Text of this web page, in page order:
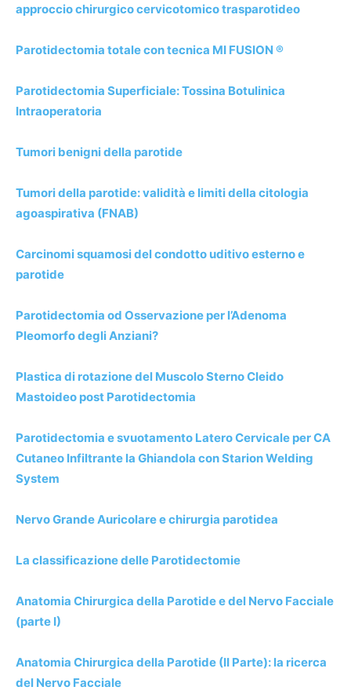
approccio chirurgico cervicotomico trasparotideo
Parotidectomia totale con tecnica MI FUSION ®
Parotidectomia Superficiale: Tossina Botulinica
Intraoperatoria
Tumori benigni della parotide
Tumori della parotide: validità e limiti della citologia
agoaspirativa (FNAB)
Carcinomi squamosi del condotto uditivo esterno e
parotide
Parotidectomia od Osservazione per l’Adenoma
Pleomorfo degli Anziani?
Plastica di rotazione del Muscolo Sterno Cleido
Mastoideo post Parotidectomia
Parotidectomia e svuotamento Latero Cervicale per CA
Cutaneo Infiltrante la Ghiandola con Starion Welding
System
Nervo Grande Auricolare e chirurgia parotidea
La classificazione delle Parotidectomie
Anatomia Chirurgica della Parotide e del Nervo Facciale
(parte I)
Anatomia Chirurgica della Parotide (II Parte): la ricerca
del Nervo Facciale